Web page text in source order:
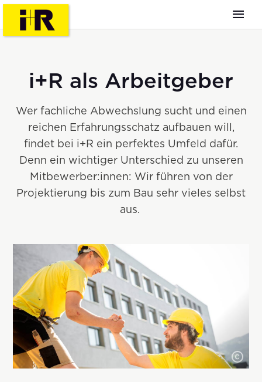
i+R als Arbeitgeber
Wer fachliche Abwechslung sucht und einen
reichen Erfahrungsschatz aufbauen will,
findet bei i+R ein perfektes Umfeld dafür.
Denn ein wichtiger Unterschied zu unseren
Mitbewerber:innen: Wir führen von der
Projektierung bis zum Bau sehr vieles selbst
aus.